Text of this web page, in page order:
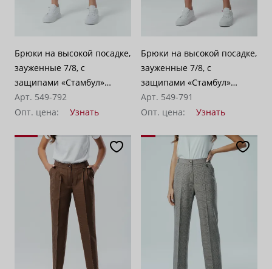
Брюки на высокой посадке,
зауженные 7/8, с
защипами «Стамбул»
зеленый
Арт. 549-792
Опт. цена:
Узнать
Брюки на высокой посадке,
зауженные 7/8, с
защипами «Стамбул»
красные
Арт. 549-791
Опт. цена:
Узнать